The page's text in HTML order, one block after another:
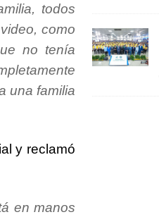
todos
como
no tenía
una familia
y reclamó
en manos